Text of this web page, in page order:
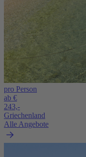
pro Person
ab €
243,-
Griechenland
Alle Angebote